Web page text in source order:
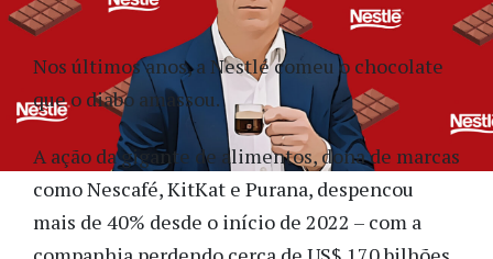
Nos últimos anos, a Nestlé comeu o chocolate
que o diabo amassou.
A ação da gigante de alimentos, dona de marcas
como Nescafé, KitKat e Purana, despencou
mais de 40% desde o início de 2022 – com a